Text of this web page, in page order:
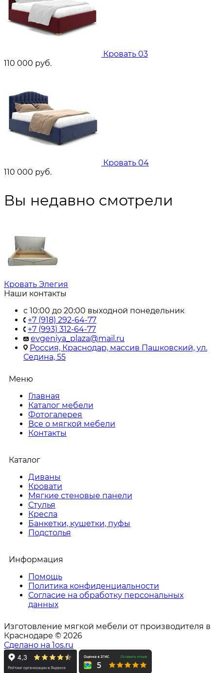
Кровать 03
110 000 руб.
Кровать 04
110 000 руб.
Вы недавно смотрели
Кровать Элегия
Наши контакты
с 10:00 до 20:00 выходной понедельник
+7 (918) 292-64-77
+7 (993) 312-64-77
evgeniya_plaza@mail.ru
Россия, Краснодар, массив Пашковский, ул.
Седина, 55
Меню
Главная
Каталог мебели
Фотогалерея
Все о мягкой мебели
Контакты
Каталог
Диваны
Кровати
Мягкие стеновые панели
Стулья
Кресла
Банкетки, кушетки, пуфы
Подстолья
Информация
Помощь
Политика конфиденциальности
Согласие на обработку персональных
данных
Изготовление мягкой мебели от производителя в
Краснодаре © 2026
Сделано на 1os.ru